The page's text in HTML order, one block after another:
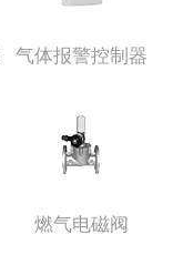
气体报警控制器
燃气电磁阀